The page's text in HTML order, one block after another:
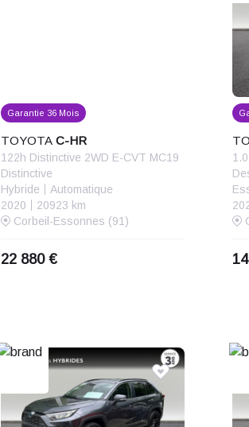
Garantie 36 Mois
TOYOTA C-HR
122h Distinctive 2WD E-CVT MC19
Distinctive
Hybride
Automatique
2020
20923 km
Corbeil-Essonnes (91)
22 880 €